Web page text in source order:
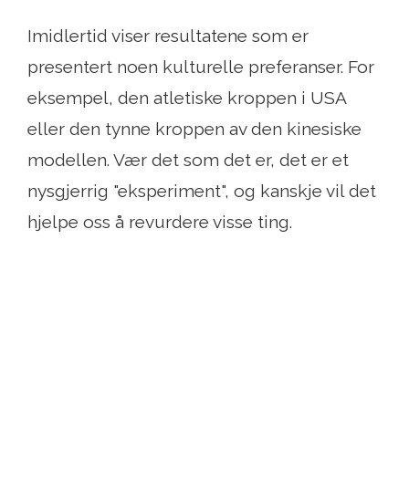
Imidlertid viser resultatene som er
presentert noen kulturelle preferanser. For
eksempel, den atletiske kroppen i USA
eller den tynne kroppen av den kinesiske
modellen. Vær det som det er, det er et
nysgjerrig "eksperiment", og kanskje vil det
hjelpe oss å revurdere visse ting.